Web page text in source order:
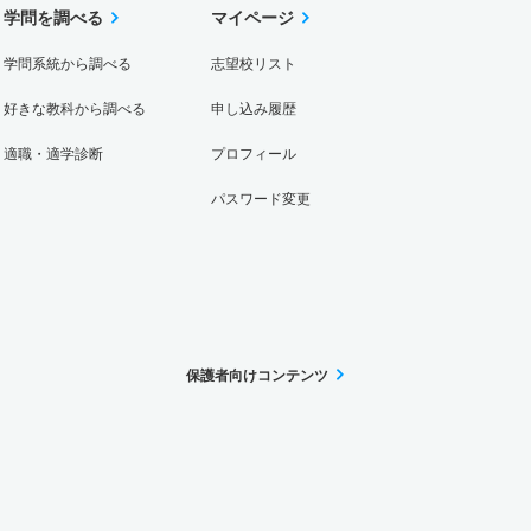
学問を調べる
学問系統から調べる
好きな教科から調べる
適職・適学診断
マイページ
志望校リスト
申し込み履歴
プロフィール
パスワード変更
保護者向けコンテンツ